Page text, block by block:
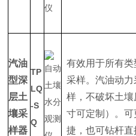
汽油
型深
层土
壤采
样器
TP
LQ
-S
Q
有效用于所有
采样。汽油动
样，不破坏土
寸可定制）。
捷，也可钻杆直